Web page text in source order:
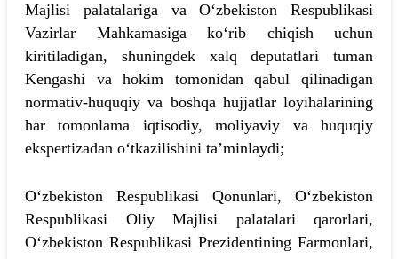
Majlisi palatalariga va O‘zbekiston Respublikasi
Vazirlar Mahkamasiga ko‘rib chiqish uchun
kiritiladigan, shuningdek xalq deputatlari tuman
Kengashi va hokim tomonidan qabul qilinadigan
normativ-huquqiy va boshqa hujjatlar loyihalarining
har tomonlama iqtisodiy, moliyaviy va huquqiy
ekspertizadan o‘tkazilishini ta’minlaydi;
O‘zbekiston Respublikasi Qonunlari, O‘zbekiston
Respublikasi Oliy Majlisi palatalari qarorlari,
O‘zbekiston Respublikasi Prezidentining Farmonlari,